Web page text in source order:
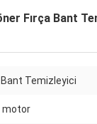
Fırça Bant
Bant Temizleyici
motor